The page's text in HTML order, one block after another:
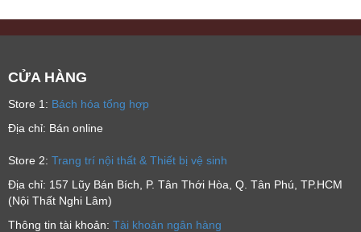
CỬA HÀNG
Store 1: Bách hóa tổng hợp
Địa chỉ: Bán online
Store 2: Trang trí nội thất & Thiết bị vệ sinh
Địa chỉ: 157 Lũy Bán Bích, P. Tân Thới Hòa, Q. Tân Phú, TP.HCM
(Nội Thất Nghi Lâm)
Thông tin tài khoản: Tài khoản ngân hàng